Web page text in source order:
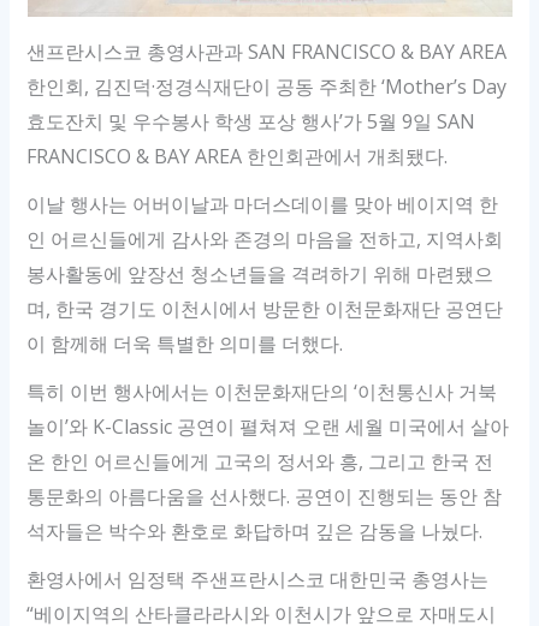
샌프란시스코 총영사관과 SAN FRANCISCO & BAY AREA
한인회, 김진덕·정경식재단이 공동 주최한 ‘Mother’s Day
효도잔치 및 우수봉사 학생 포상 행사’가 5월 9일 SAN
FRANCISCO & BAY AREA 한인회관에서 개최됐다.
이날 행사는 어버이날과 마더스데이를 맞아 베이지역 한
인 어르신들에게 감사와 존경의 마음을 전하고, 지역사회
봉사활동에 앞장선 청소년들을 격려하기 위해 마련됐으
며, 한국 경기도 이천시에서 방문한 이천문화재단 공연단
이 함께해 더욱 특별한 의미를 더했다.
특히 이번 행사에서는 이천문화재단의 ‘이천통신사 거북
놀이’와 K-Classic 공연이 펼쳐져 오랜 세월 미국에서 살아
온 한인 어르신들에게 고국의 정서와 흥, 그리고 한국 전
통문화의 아름다움을 선사했다. 공연이 진행되는 동안 참
석자들은 박수와 환호로 화답하며 깊은 감동을 나눴다.
환영사에서 임정택 주샌프란시스코 대한민국 총영사는
“베이지역의 산타클라라시와 이천시가 앞으로 자매도시